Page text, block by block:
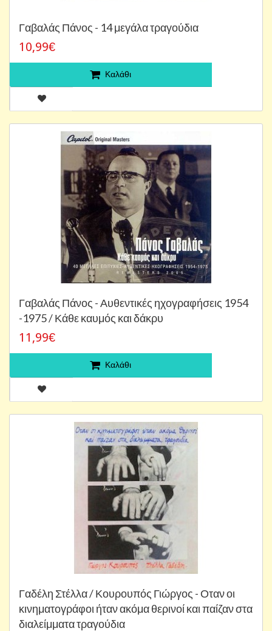
Γαβαλάς Πάνος - 14 μεγάλα τραγούδια
10,99€
Καλάθι
Γαβαλάς Πάνος - Αυθεντικές ηχογραφήσεις 1954
-1975 / Κάθε καυμός και δάκρυ
11,99€
Καλάθι
Γαδέλη Στέλλα / Κουρουπός Γιώργος - Οταν οι
κινηματογράφοι ήταν ακόμα θερινοί και παίζαν στα
διαλείμματα τραγούδια